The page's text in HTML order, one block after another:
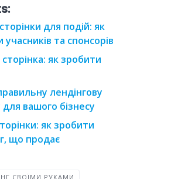
для подій: як
та спонсорів
як зробити
лендінгову
вашого бізнесу
як зробити
що продає
СВОЇМИ РУКАМИ